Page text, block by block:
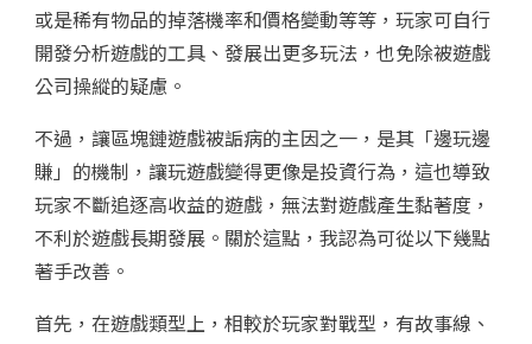
或是稀有物品的掉落機率和價格變動等等，玩家可自行
開發分析遊戲的工具、發展出更多玩法，也免除被遊戲
公司操縱的疑慮。
不過，讓區塊鏈遊戲被詬病的主因之一，是其「邊玩邊
賺」的機制，讓玩遊戲變得更像是投資行為，這也導致
玩家不斷追逐高收益的遊戲，無法對遊戲產生黏著度，
不利於遊戲長期發展。關於這點，我認為可從以下幾點
著手改善。
首先，在遊戲類型上，相較於玩家對戰型，有故事線、